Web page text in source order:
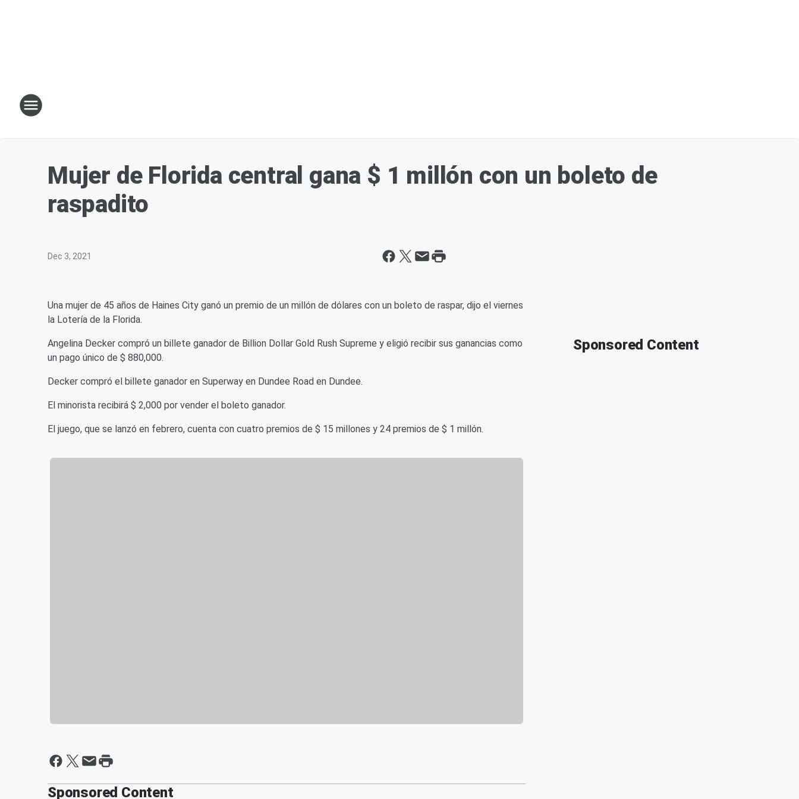
Mujer de Florida central gana $ 1 millón con un boleto de
raspadito
Dec 3, 2021
Una mujer de 45 años de Haines City ganó un premio de un millón de dólares con un boleto de raspar, dijo el viernes
la Lotería de la Florida.
Angelina Decker compró un billete ganador de Billion Dollar Gold Rush Supreme y eligió recibir sus ganancias como
un pago único de $ 880,000.
Decker compró el billete ganador en Superway en Dundee Road en Dundee.
El minorista recibirá $ 2,000 por vender el boleto ganador.
El juego, que se lanzó en febrero, cuenta con cuatro premios de $ 15 millones y 24 premios de $ 1 millón.
Sponsored Content
Sponsored Content